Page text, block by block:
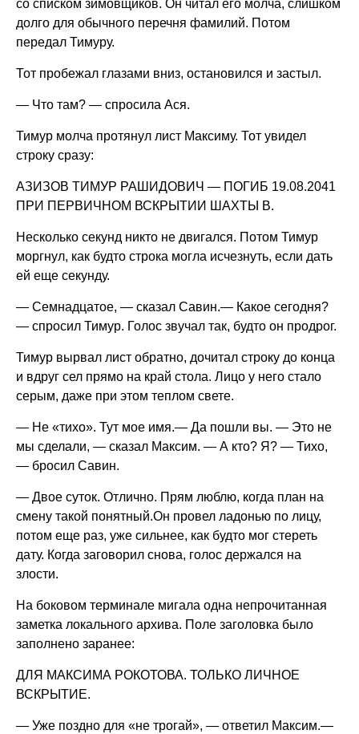
со списком зимовщиков. Он читал его молча, слишком
долго для обычного перечня фамилий. Потом
передал Тимуру.
Тот пробежал глазами вниз, остановился и застыл.
— Что там? — спросила Ася.
Тимур молча протянул лист Максиму. Тот увидел
строку сразу:
АЗИЗОВ ТИМУР РАШИДОВИЧ — ПОГИБ 19.08.2041
ПРИ ПЕРВИЧНОМ ВСКРЫТИИ ШАХТЫ B.
Несколько секунд никто не двигался. Потом Тимур
моргнул, как будто строка могла исчезнуть, если дать
ей еще секунду.
— Семнадцатое, — сказал Савин.— Какое сегодня?
— спросил Тимур. Голос звучал так, будто он продрог.
Тимур вырвал лист обратно, дочитал строку до конца
и вдруг сел прямо на край стола. Лицо у него стало
серым, даже при этом теплом свете.
— Не «тихо». Тут мое имя.— Да пошли вы. — Это не
мы сделали, — сказал Максим. — А кто? Я? — Тихо,
— бросил Савин.
— Двое суток. Отлично. Прям люблю, когда план на
смену такой понятный.Он провел ладонью по лицу,
потом еще раз, уже сильнее, как будто мог стереть
дату. Когда заговорил снова, голос держался на
злости.
На боковом терминале мигала одна непрочитанная
заметка локального архива. Поле заголовка было
заполнено заранее:
ДЛЯ МАКСИМА РОКОТОВА. ТОЛЬКО ЛИЧНОЕ
ВСКРЫТИЕ.
— Уже поздно для «не трогай», — ответил Максим.—